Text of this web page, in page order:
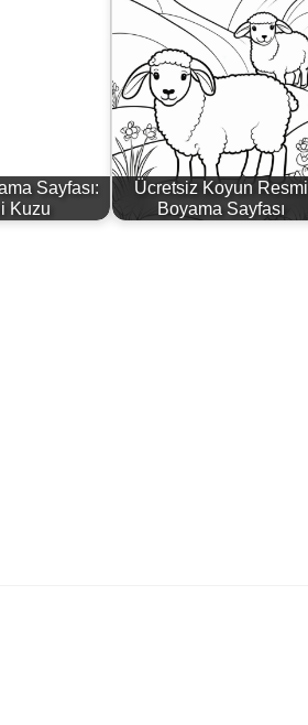
Sayfası:
Kuzu
Ücretsiz Koyun Resmi
Boyama Sayfası